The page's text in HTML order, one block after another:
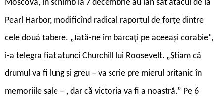
Moscova, în schimb la 7 decembrie au lan ­sat atacul de la
Pearl Harbor, modificînd radical raportul de forțe dintre
cele două tabere. „Iată-ne îm ­barcați pe aceeași corabie”,
i-a telegra ­fiat atunci Churchill lui Roosevelt. „Știam că
drumul va fi lung și greu – va scrie pre ­mierul britanic în
memoriile sale – , dar că victoria va fi a noastră.” Pe 6